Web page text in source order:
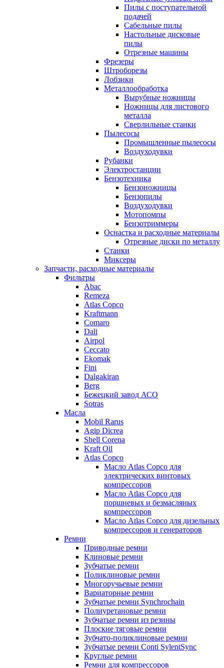
Пилы с поступательной
подачей
Сабельные пилы
Настольные дисковые
пилы
Отрезные машины
Фрезеры
Штроборезы
Лобзики
Металлообработка
Вырубные ножницы
Ножницы для листового
металла
Сверлильные станки
Пылесосы
Промышленные пылесосы
Воздуходувки
Рубанки
Электростанции
Бензотехника
Бензоножницы
Бензопилы
Воздуходувки
Мотопомпы
Бензотриммеры
Оснастка и расходные материалы
Отрезные диски по металлу
Станки
Миксеры
Запчасти, расходные материалы
Фильтры
Abac
Remeza
Atlas Copco
Kraftmann
Comaro
Dali
Airpol
Ceccato
Ekomak
Fini
Dalgakiran
Berg
Бежецкий завод АСО
Sotras
Масла
Mobil Rarus
Agip Dicrea
Shell Corena
Kraft Oil
Atlas Copco
Масло Atlas Copco для
электрических винтовых
компрессоров
Масло Atlas Copco для
поршневых и безмасляных
компрессоров
Масло Atlas Copco для дизельных
компрессоров и генераторов
Ремни
Приводные ремни
Клиновые ремни
Зубчатые ремни
Поликлиновые ремни
Многоручьевые ремни
Вариаторные ремни
Зубчатые ремни Synchrochain
Полиуретановые ремни
Зубчатые ремни из резины
Плоские тяговые ремни
Зубчато-поликлиновые ремни
Зубчатые ремни Conti SylentSync
Круглые ремни
Ремни для компрессоров